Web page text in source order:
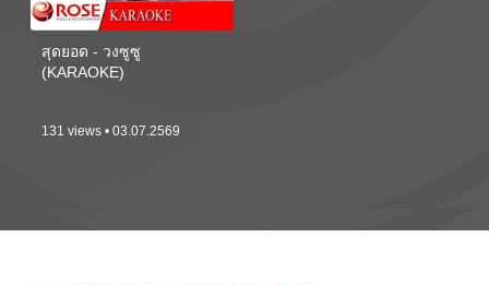
สุดยอด - วงซูซู
(KARAOKE)
131 views • 03.07.2569